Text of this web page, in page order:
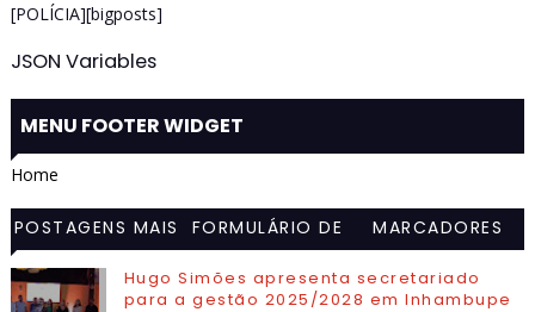
[POLÍCIA][bigposts]
JSON Variables
MENU FOOTER WIDGET
Home
POSTAGENS MAIS
VISITADAS
FORMULÁRIO DE
MARCADORES
Hugo Simões apresenta secretariado
para a gestão 2025/2028 em Inhambupe